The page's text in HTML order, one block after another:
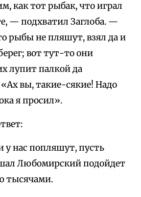
как тот рыбак, что играл
— подхватил Заглоба. —
рыбы не пляшут, взял да и
вот тут-то они
лупит палкой да
вы, такие-сякие! Надо
я просил».
у нас попляшут, пусть
Любомирский подойдет
тысячами.